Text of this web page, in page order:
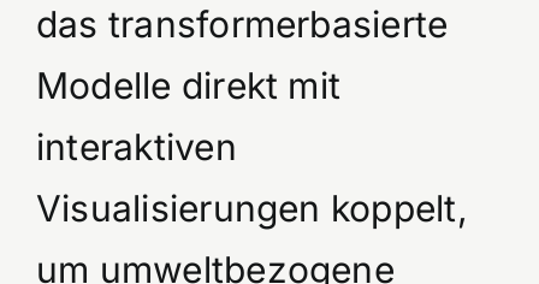
das transformerbasierte
Modelle direkt mit
interaktiven
Visualisierungen koppelt,
um umweltbezogene